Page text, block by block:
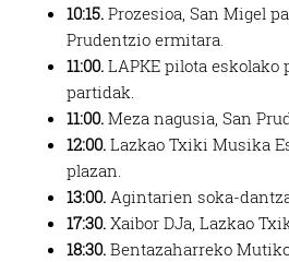
10:15. Prozesioa, San Migel
Prudentzio ermitara.
11:00. LAPKE pilota
partidak.
11:00. Meza nagusia, San
12:00. Lazkao Txiki Musika
plazan.
13:00. Agintarien soka-
17:30. Xaibor DJa, Lazkao
18:30. Bentazaharreko